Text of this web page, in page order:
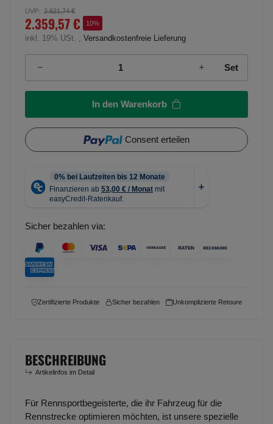
UVP:: 2.621,74 €
2.359,57 € 10%
inkl. 19% USt. , Versandkostenfreie Lieferung
Set
In den Warenkorb
Consent erteilen
Sicher bezahlen via:
Zertifizierte Produkte Sicher bezahlen Unkomplizierte Retoure
BESCHREIBUNG
Artikelinfos im Detail
Für Rennsportbegeisterte, die ihr Fahrzeug für die
Rennstrecke optimieren möchten, ist unsere spezielle